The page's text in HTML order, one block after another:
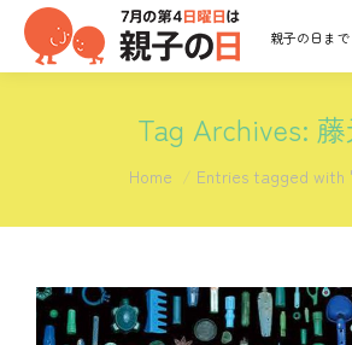
Tag Archives:
You are here:
Home Entries tagged with